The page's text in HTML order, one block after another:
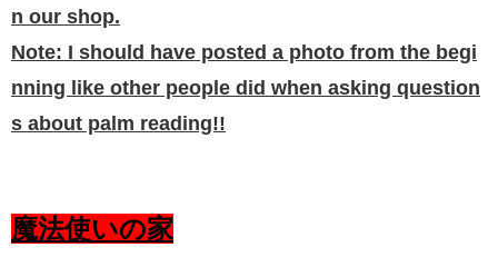
n our shop.
Note: I should have posted a photo from the begi
nning like other people did when asking question
s about palm reading!!
魔法使いの家